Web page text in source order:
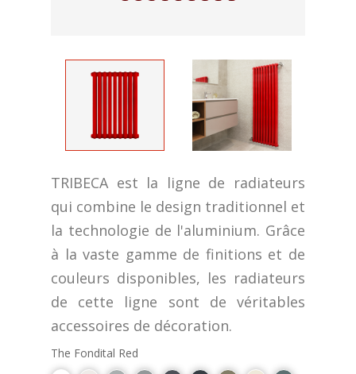
TRIBECA est la ligne de radiateurs
qui combine le design traditionnel et
la technologie de l'aluminium. Grâce
à la vaste gamme de finitions et de
couleurs disponibles, les radiateurs
de cette ligne sont de véritables
accessoires de décoration.
The Fondital Red